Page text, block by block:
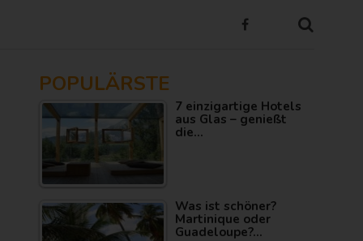
POPULÄRSTE
7 einzigartige Hotels
aus Glas – genießt
die…
Was ist schöner?
Martinique oder
Guadeloupe?…